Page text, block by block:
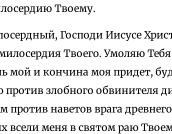
Твоему.
Господи Иисусе
Твоего. Умоляю Тебя
мой и кончина моя придет,
злобного обвинителя
наветов врага
всели меня в святом раю